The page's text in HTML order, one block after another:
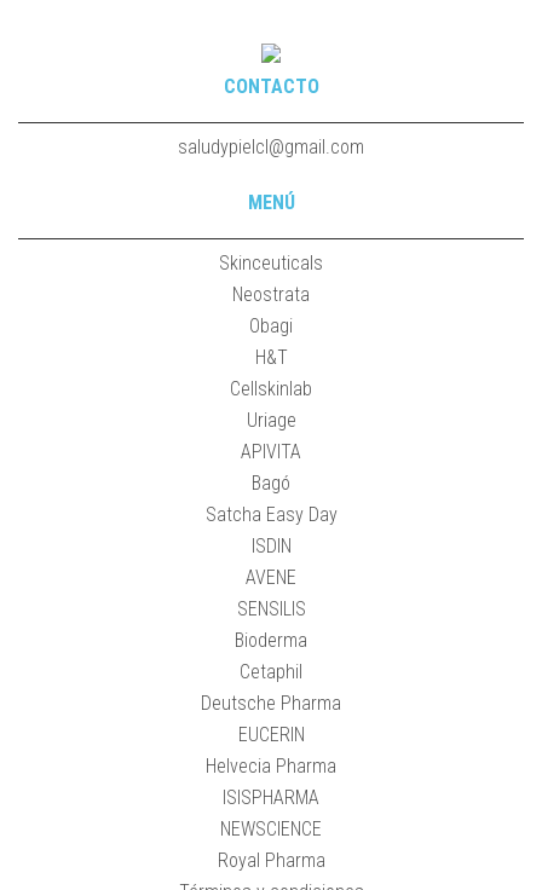
CONTACTO
saludypielcl@gmail.com
MENÚ
Skinceuticals
Neostrata
Obagi
H&T
Cellskinlab
Uriage
APIVITA
Bagó
Satcha Easy Day
ISDIN
AVENE
SENSILIS
Bioderma
Cetaphil
Deutsche Pharma
EUCERIN
Helvecia Pharma
ISISPHARMA
NEWSCIENCE
Royal Pharma